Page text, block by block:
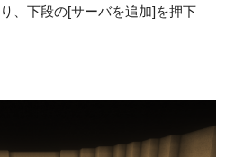
、下段の[サーバを追加]を押下